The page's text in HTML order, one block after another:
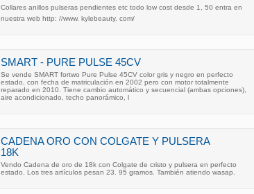
Collares anillos pulseras pendientes etc todo low cost desde 1, 50 entra en
nuestra web http: //www. kylebeauty. com/
SMART - PURE PULSE 45CV
Se vende SMART fortwo Pure Pulse 45CV color gris y negro en perfecto
estado, con fecha de matriculación en 2002 pero con motor totalmente
reparado en 2010. Tiene cambio automático y secuencial (ambas opciones),
aire acondicionado, techo panorámico, l
CADENA ORO CON COLGATE Y PULSERA
18K
Vendo Cadena de oro de 18k con Colgate de cristo y pulsera en perfecto
estado. Los tres artículos pesan 23. 95 gramos. También atiendo wasap.